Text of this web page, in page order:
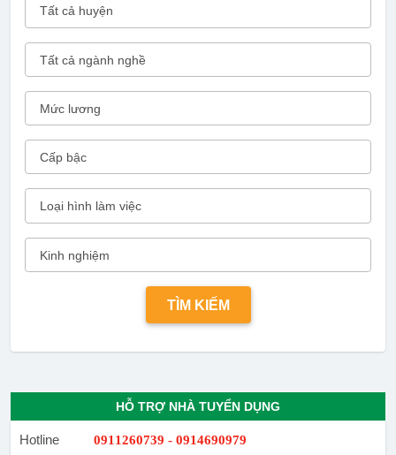
HỖ TRỢ NHÀ TUYỂN DỤNG
Hotline 0911260739 - 0914690979